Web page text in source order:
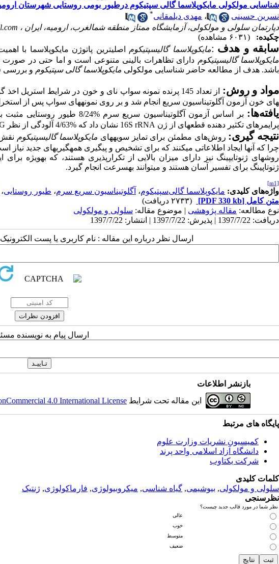
شناسایی مولکولی مایکوپلاسما گالی سپتیکوم درطیور بومی روستایی شهرستان ارومیه
نسرین حسینی
، مهدی دیلمقانی*
دپارتمان سلولی و مولکولی، آزمایشگاه ممتاز منطقه شمالغرب، ارومیه، ایران ،
چکیده:
(۶۰۳۱ مشاهده)
سابقه و هدف :مایکوپلاسما گالی­سپتیکوم اصلی­ترین پاتوژن مایکوپلاسما
مایکوپلاسما گالی­سپتیکوم دارای تظاهرات بالینی متنوعی است و اما حتی در صورت
باشد. هدف از مطالعه حاضر شناسایی مولکولی مایکوپلاسما گالی سپتیکوم و بررسی
مواد و روش:
از تعداد 145 پرنده نمونه سواپ نای و خون در شرایط
های خون آزمون آگلوتیناسیون سریع انجام شد و بر روی نمونه­های سواپ پس از
یافتهها: بر اساس آزمون آگلوتیناسیون سریع سرم %8/24 طیور روستایی مثبت بودند. انجام آزمون
پرایمرهای تکثیر دهنده قطعه­ای از ژن 16S rRNA نشان داد که %4/63 آلودگی از نظر
نتیجه­ گیری: روشهای مطمئن برای تمایز سویه­های مایکوپلاسما گالی­سپتیکوم
چرا که آن­ها ایجاد اطلاعاتی می­کنند که برای تشخیص و پیگیری همه­گیری­های جدید نیاز
روش­های ژنوتایپینگ نیز دارای میزان بالایی از تکرارپذیری هستند، که به­ویژه
ژنوتاپینگ برای تفسیر آسان هستند و می­توانند به­سرعت انجام گیرد.
[m1]
واژه‌های کلیدی: مایکوپلاسما گالی‌سپتیکوم، آگلوتیناسیون سریع سرم، طیور روستایی،
متن کامل [PDF 330 kb]
(۲۷۳۳ دریافت)
نوع مطالعه: مقاله پژوهشی | موضوع مقاله: سلولی و مولکولی
دریافت: 1397/7/22 | پذیرش: 1397/7/22 | انتشار: 1397/7/22
ارسال نظر درباره این مقاله : نام کاربری یا پست
ارسال پیام به نویسنده
بازنشر اطلاعات
این مقاله تحت شرایط 4.0 International License
پایگاه های مرتبط
کمیسیون نشریات وزارت علوم
دانشگاه آزاد اسلامی واحد پرند
شرکت یکتاوب
کلمات کلیدی
سلولی و مولکولی, بیوشیمی, گیاه شناسی, میکروبیولوژی, فارماکولوژی, ژنتیک
نظرسنجی
نظر شما در مورد قالب جدید چیست؟
عالی
خوب
متوسط
ضعیف